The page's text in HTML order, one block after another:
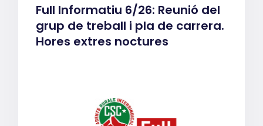
Full Informatiu 6/26: Reunió del
grup de treball i pla de carrera.
Hores extres noctures